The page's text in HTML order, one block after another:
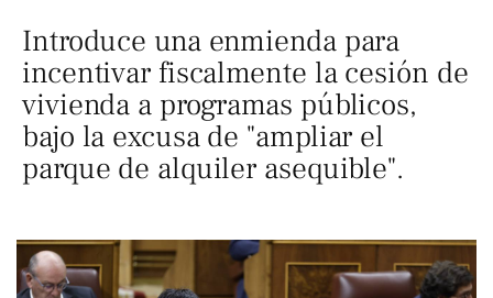
Introduce una enmienda para
incentivar fiscalmente la cesión de
vivienda a programas públicos,
bajo la excusa de "ampliar el
parque de alquiler asequible".